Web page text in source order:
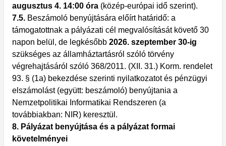
augusztus 4. 14:00 óra (közép-európai idő szerint).
7.5. Beszámoló benyújtására előírt határidő: a
támogatottnak a pályázati cél megvalósítását követő 30
napon belül, de legkésőbb 2026. szeptember 30-ig
szükséges az államháztartásról szóló törvény
végrehajtásáról szóló 368/2011. (XII. 31.) Korm. rendelet
93. § (1a) bekezdése szerinti nyilatkozatot és pénzügyi
elszámolást (együtt: beszámoló) benyújtania a
Nemzetpolitikai Informatikai Rendszeren (a
továbbiakban: NIR) keresztül.
8. Pályázat benyújtása és a pályázat formai
követelményei